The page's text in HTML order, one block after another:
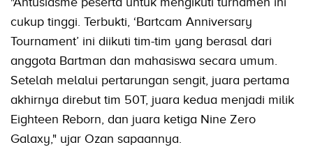
cukup tinggi. Terbukti, ‘Bartcam Anniversary
Tournament’ ini diikuti tim-tim yang berasal dari
anggota Bartman dan mahasiswa secara umum.
Setelah melalui pertarungan sengit, juara pertama
akhirnya direbut tim 50T, juara kedua menjadi milik
Eighteen Reborn, dan juara ketiga Nine Zero
Galaxy," ujar Ozan sapaannya.